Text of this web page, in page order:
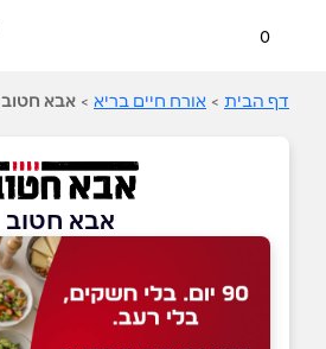
0
דף הבית > אורח חיים בריא > אבא חטוב
אבא חטוב